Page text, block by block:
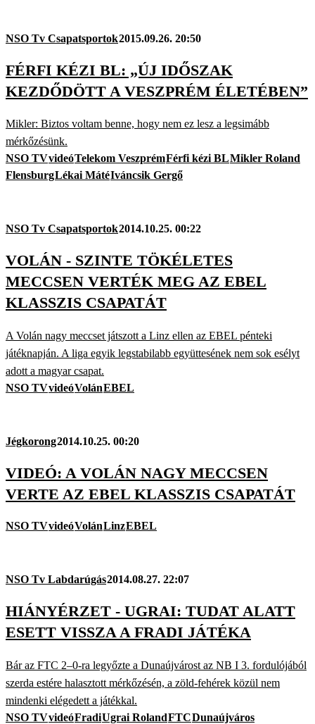
NSO Tv Csapatsportok2015.09.26. 20:50
FÉRFI KÉZI BL: „ÚJ IDŐSZAK
KEZDŐDÖTT A VESZPRÉM ÉLETÉBEN”
Mikler: Biztos voltam benne, hogy nem ez lesz a legsimább
mérkőzésünk.
NSO TVvideóTelekom VeszprémFérfi kézi BLMikler Roland
FlensburgLékai MátéIváncsik Gergő
NSO Tv Csapatsportok2014.10.25. 00:22
VOLÁN - SZINTE TÖKÉLETES
MECCSEN VERTÉK MEG AZ EBEL
KLASSZIS CSAPATÁT
A Volán nagy meccset játszott a Linz ellen az EBEL pénteki
játéknapján. A liga egyik legstabilabb együttesének nem sok esélyt
adott a magyar csapat.
NSO TVvideóVolánEBEL
Jégkorong2014.10.25. 00:20
VIDEÓ: A VOLÁN NAGY MECCSEN
VERTE AZ EBEL KLASSZIS CSAPATÁT
NSO TVvideóVolánLinzEBEL
NSO Tv Labdarúgás2014.08.27. 22:07
HIÁNYÉRZET - UGRAI: TUDAT ALATT
ESETT VISSZA A FRADI JÁTÉKA
Bár az FTC 2–0-ra legyőzte a Dunaújvárost az NB I 3. fordulójából
szerda estére halasztott mérkőzésén, a zöld-fehérek közül nem
mindenki elégedett a játékkal.
NSO TVvideóFradiUgrai RolandFTCDunaújváros